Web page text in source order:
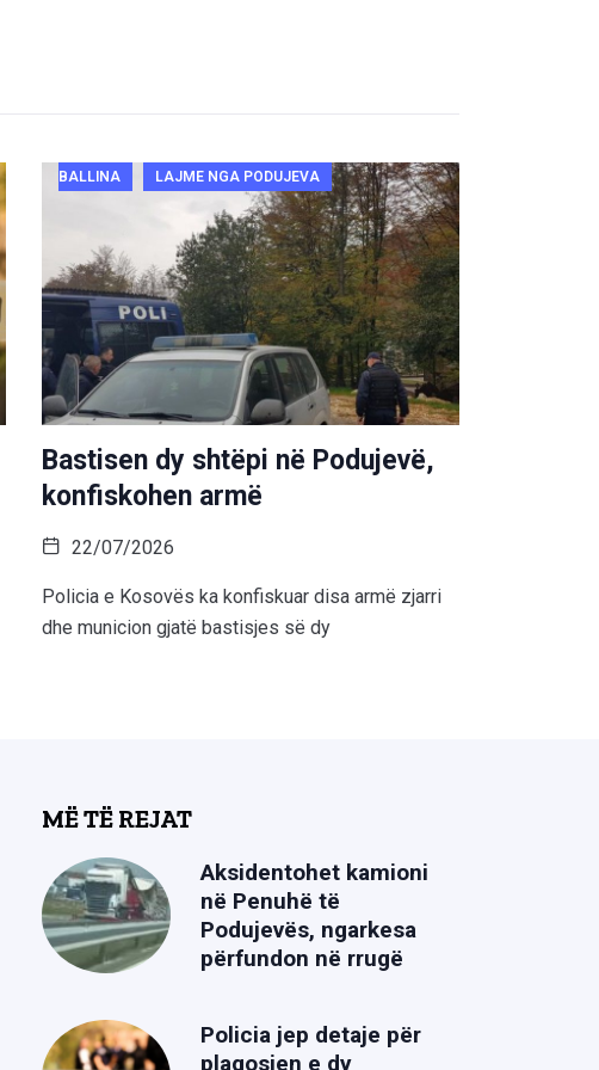
BALLINA LAJME NGA PODUJEVA
Bastisen dy shtëpi në Podujevë,
konfiskohen armë
22/07/2026
Policia e Kosovës ka konfiskuar disa armë zjarri
dhe municion gjatë bastisjes së dy
MË TË REJAT
Aksidentohet kamioni
në Penuhë të
Podujevës, ngarkesa
përfundon në rrugë
Policia jep detaje për
plagosjen e dy